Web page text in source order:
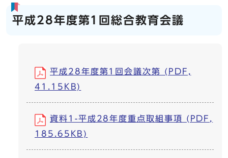
平成28年度第1回総合教育会議
平成28年度第1回会議次第 (PDF,
41.15KB)
資料1-平成28年度重点取組事項 (PDF,
185.65KB)